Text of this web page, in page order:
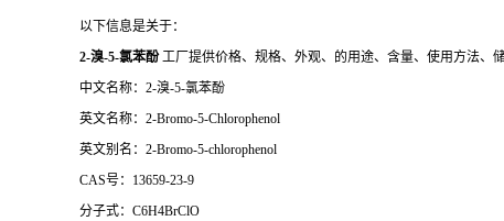
以下信息是关于：
2-溴-5-氯苯酚工厂提供价格、规格、外观、的用途、含量、使用方法、
中文名称：2-溴-5-氯苯酚
英文名称：2-Bromo-5-Chlorophenol
英文别名：2-Bromo-5-chlorophenol
CAS号：13659-23-9
分子式：C6H4BrClO